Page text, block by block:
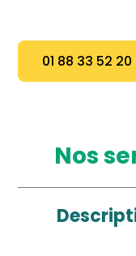
01 88 33 52 20
Nos